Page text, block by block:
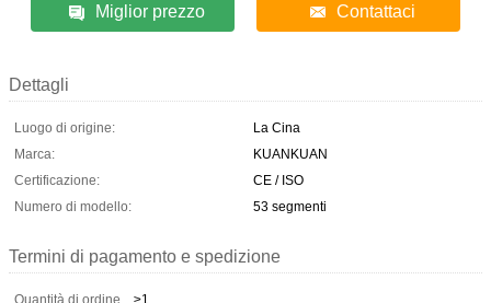
Miglior prezzo Contattaci
Dettagli
Luogo di origine:
La Cina
Marca:
KUANKUAN
Certificazione:
CE / ISO
Numero di modello:
53 segmenti
Termini di pagamento e spedizione
Quantità di ordine
≥1